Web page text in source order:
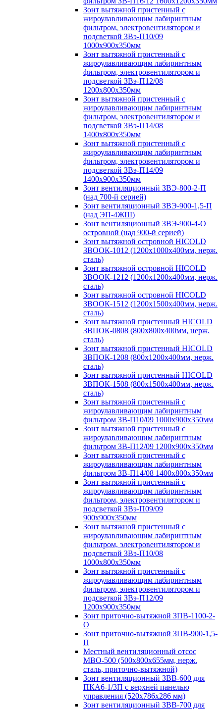
Зонт вытяжной пристенный с
жироулавливающим лабиринтным
фильтром, электровентилятором и
подсветкой ЗВэ-П10/09
1000х900х350мм
Зонт вытяжной пристенный с
жироулавливающим лабиринтным
фильтром, электровентилятором и
подсветкой ЗВэ-П12/08
1200х800х350мм
Зонт вытяжной пристенный с
жироулавливающим лабиринтным
фильтром, электровентилятором и
подсветкой ЗВэ-П14/08
1400х800х350мм
Зонт вытяжной пристенный с
жироулавливающим лабиринтным
фильтром, электровентилятором и
подсветкой ЗВэ-П14/09
1400х900х350мм
Зонт вентиляционный ЗВЭ-800-2-П
(над 700-й серией)
Зонт вентиляционный ЗВЭ-900-1,5-П
(над ЭП-4ЖШ)
Зонт вентиляционный ЗВЭ-900-4-О
островной (над 900-й серией)
Зонт вытяжной островной HICOLD
ЗВООК-1012 (1200х1000х400мм, нерж.
сталь)
Зонт вытяжной островной HICOLD
ЗВООК-1212 (1200x1200x400мм, нерж.
сталь)
Зонт вытяжной островной HICOLD
ЗВООК-1512 (1200х1500х400мм, нерж.
сталь)
Зонт вытяжной пристенный HICOLD
ЗВПОК-0808 (800х800х400мм, нерж.
сталь)
Зонт вытяжной пристенный HICOLD
ЗВПОК-1208 (800х1200х400мм, нерж.
сталь)
Зонт вытяжной пристенный HICOLD
ЗВПОК-1508 (800х1500х400мм, нерж.
сталь)
Зонт вытяжной пристенный с
жироулавливающим лабиринтным
фильтром ЗВ-П10/09 1000х900х350мм
Зонт вытяжной пристенный с
жироулавливающим лабиринтным
фильтром ЗВ-П12/09 1200х900х350мм
Зонт вытяжной пристенный с
жироулавливающим лабиринтным
фильтром ЗВ-П14/08 1400х800х350мм
Зонт вытяжной пристенный с
жироулавливающим лабиринтным
фильтром, электровентилятором и
подсветкой ЗВэ-П09/09
900х900х350мм
Зонт вытяжной пристенный с
жироулавливающим лабиринтным
фильтром, электровентилятором и
подсветкой ЗВэ-П10/08
1000х800х350мм
Зонт вытяжной пристенный с
жироулавливающим лабиринтным
фильтром, электровентилятором и
подсветкой ЗВэ-П12/09
1200х900х350мм
Зонт приточно-вытяжной ЗПВ-1100-2-
О
Зонт приточно-вытяжной ЗПВ-900-1,5-
П
Местный вентиляционный отсос
МВО-500 (500х800х655мм, нерж.
сталь, приточно-вытяжной)
Зонт вентиляционный ЗВВ-600 для
ПКА6-1/3П с верхней панелью
управления (520х786х286 мм)
Зонт вентиляционный ЗВВ-700 для